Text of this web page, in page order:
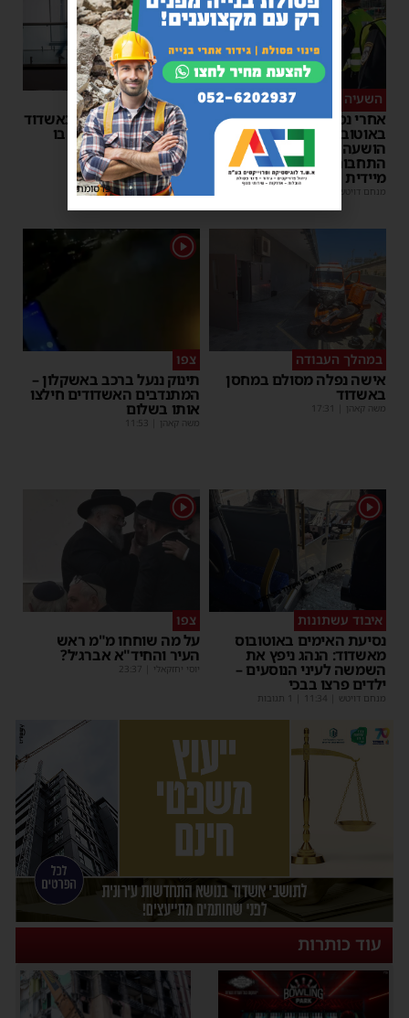
השעיה מיידית
אחרי נסיעת האימים
באוטובוס מאשדוד: הנהג
הושעה מתפקידו – משרד
התחבורה הורה על בדיקה
מיידית
מנחם דויטש
ליבו שב לפעום
אדם התמוטט בביתו באשדוד
– כוחות ההצלה ביצעו בו
פעולות החייאה
מנחם דויטש |
17:35
במהלך העבודה
אישה נפלה מסולם במחסן
באשדוד
משה קאהן 17:31
1
צפו
תינוק ננעל ברכב באשקלון –
המתנדבים האשדודים חילצו
אותו בשלום
משה קאהן 11:53
1
איבוד עשתונות
נסיעת האימים באוטובוס
מאשדוד: הנהג ניפץ את
השמשה לעיני הנוסעים –
ילדים פרצו בבכי
מנחם דויטש 11:34
1
צפו
על מה שוחחו מ"מ ראש
העיר והחיד"א אברג׳ל?
יוסי יחזקאלי 23:37
עוד כותרות
פרסומת